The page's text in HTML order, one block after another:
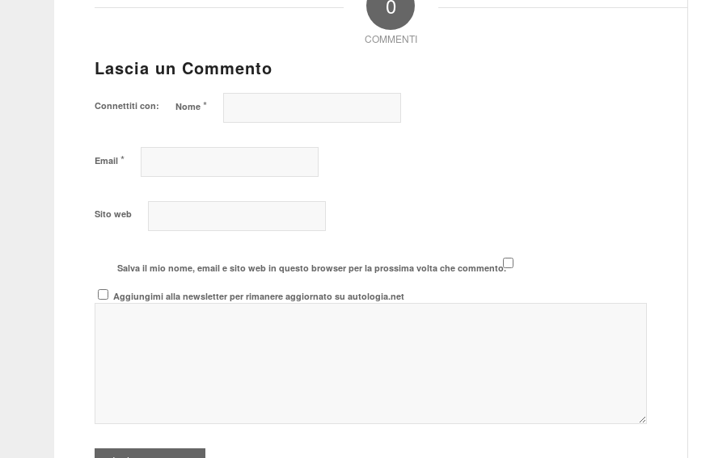
COMMENTI
Lascia un Commento
Connettiti con: Nome*
Email*
Sito web
Salva il mio nome, email e sito web in questo browser per la prossima volta che commento.
Aggiungimi alla newsletter per rimanere aggiornato su autologia.net